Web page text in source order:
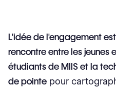
L'idée de l'engagement
rencontre entre les jeunes
étudiants de MIIS et la
de pointe pour